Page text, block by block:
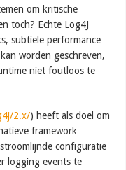
om kritische
toch? Echte Log4J
subtiele performance
worden geschreven,
niet foutloos te
2.x/) heeft als doel om
framework
configuratie
logging events te